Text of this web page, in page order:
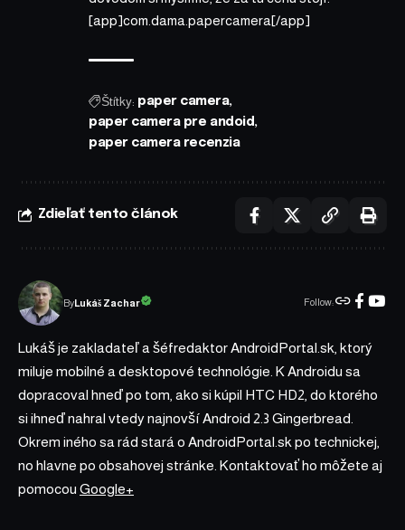
[app]com.dama.papercamera[/app]
Štítky: paper camera
paper camera pre andoid
paper camera recenzia
Zdieľať tento článok
ByLukáš Zachar Follow:
Lukáš je zakladateľ a šéfredaktor AndroidPortal.sk, ktorý
miluje mobilné a desktopové technológie. K Androidu sa
dopracoval hneď po tom, ako si kúpil HTC HD2, do ktorého
si ihneď nahral vtedy najnovší Android 2.3 Gingerbread.
Okrem iného sa rád stará o AndroidPortal.sk po technickej,
no hlavne po obsahovej stránke. Kontaktovať ho môžete aj
pomocou Google+